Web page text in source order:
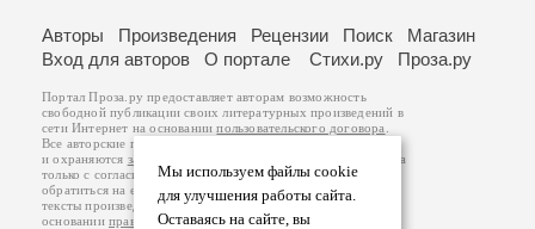
Мы используем файлы cookie
для улучшения работы сайта.
Оставаясь на сайте, вы
Авторы Произведения Рецензии Поиск
Магазин
Вход для авторов
О портале Стихи.ру Проза.ру
Портал Проза.ру предоставляет авторам возможность
свободной публикации своих литературных произведений в
сети Интернет на основаниипользовательского договора
Все авторские права на произведения принадлежат авторам
и охраняются законом
. Перепечатка произведений возможна
только с согласия его автора, к которому вы можете
обратиться на его авторской странице. Ответственность за
тексты произведений авторы несут самостоятельно на
основанииправил публикацииизаконодательства